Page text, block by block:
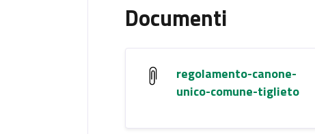
Documenti
regolamento-canone-
unico-comune-tiglieto